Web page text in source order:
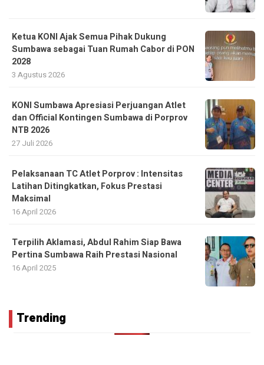
Ketua KONI Ajak Semua Pihak Dukung
Sumbawa sebagai Tuan Rumah Cabor di PON
2028
3 Agustus 2026
KONI Sumbawa Apresiasi Perjuangan Atlet
dan Official Kontingen Sumbawa di Porprov
NTB 2026
27 Juli 2026
Pelaksanaan TC Atlet Porprov : Intensitas
Latihan Ditingkatkan, Fokus Prestasi
Maksimal
16 April 2026
Terpilih Aklamasi, Abdul Rahim Siap Bawa
Pertina Sumbawa Raih Prestasi Nasional
16 April 2025
Trending